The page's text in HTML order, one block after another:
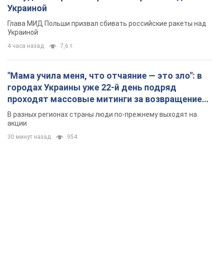
Украиной
Глава МИД Польши призвал сбивать российские ракеты над
Украиной
4 часа назад 7,6 т.
"Мама учила меня, что отчаяние — это зло": в
городах Украины уже 22-й день подряд
проходят массовые митинги за возвращение
Федорова. Фото и видео
В разных регионах страны люди по-прежнему выходят на
акции
30 минут назад 954